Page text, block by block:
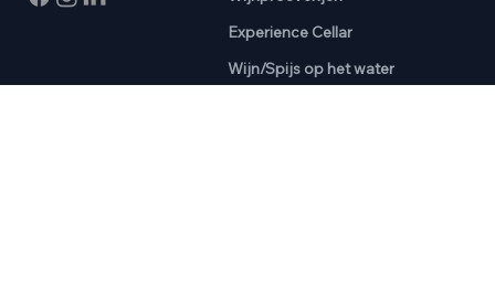
Wijnproeverijen
Experience Cellar